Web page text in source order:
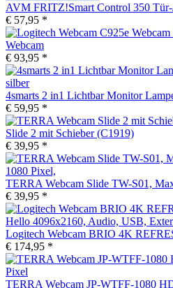
AVM FRITZ!Smart Control 350
€ 57,95 *
Webcam
€ 93,95 *
4smarts 2 in1 Lichtbar Monitor
€ 59,95 *
Slide 2 mit Schieber (C1919)
€ 39,95 *
TERRA Webcam Slide TW-S01,
€ 39,95 *
Logitech Webcam BRIO 4K
€ 174,95 *
TERRA Webcam JP-WTFF-1080